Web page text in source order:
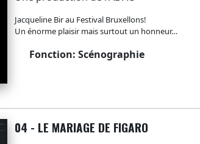
Jacqueline Bir au Festival Bruxellons!
Un énorme plaisir mais surtout un honneur…
Fonction: Scénographie
04 - LE MARIAGE DE FIGARO